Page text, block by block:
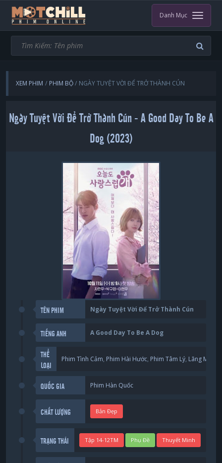
Danh Mục
XEM PHIM PHIM BỘ NGÀY TUYỆT VỜI ĐỂ TRỞ THÀNH CÚN
Ngày Tuyệt Vời Để Trở Thành Cún - A Good Day To Be A
Dog (2023)
TÊN PHIM Ngày Tuyệt Vời Để Trở Thành Cún
TIẾNG ANH A Good Day To Be A Dog
THỂ
LOẠI
Phim Tình Cảm, Phim Hài Hước, Phim Tâm Lý, Lãng Mạng
QUỐC GIA Phim Hàn Quốc
CHẤT LƯỢNG Bản Đẹp
TRẠNG THÁI Tập 14-12TM Phụ Đề Thuyết Minh